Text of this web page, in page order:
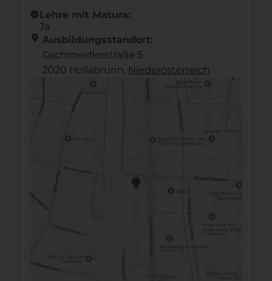
new_releasesLehre mit Matura:
Ja
location_on Ausbildungsstandort:
Gschmeidlerstraße 5
2020 Hollabrunn, Nieder­österreich